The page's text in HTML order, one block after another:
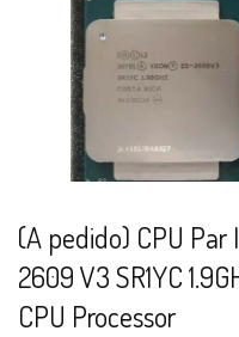
(A pedido) CPU
2609 V3 SR1YC
CPU Processor